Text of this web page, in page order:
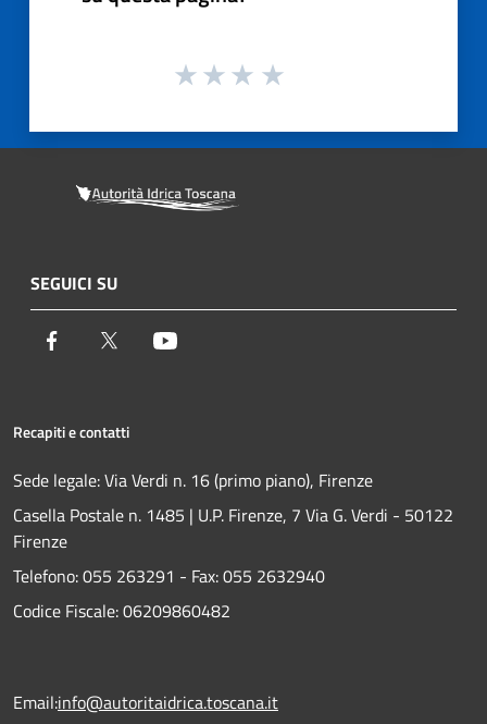
SEGUICI SU
Facebook Twitter
Recapiti e contatti
Sede legale: Via Verdi n. 16 (primo piano), Firenze
Casella Postale n. 1485 | U.P. Firenze, 7 Via G. Verdi - 50122
Firenze
Telefono:055 263291 - Fax:055 2632940
Codice Fiscale: 06209860482
Email:info@autoritaidrica.toscana.it